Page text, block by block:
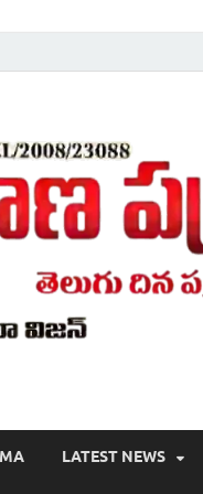
తెలుగులో , తెలంగాణ లో తాజా
LATEST NEWS